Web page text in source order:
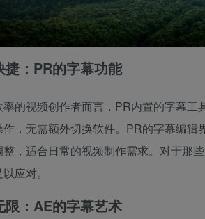
捷：PR的字幕功能
的视频创作者而言，PR内置的字幕
作，无需额外切换软件。PR的字幕编
，适合日常的视频制作需求。对于那
应对。
限：AE的字幕艺术